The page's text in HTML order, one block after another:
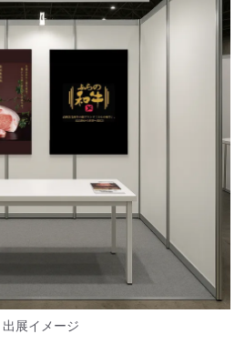
出展イメージ